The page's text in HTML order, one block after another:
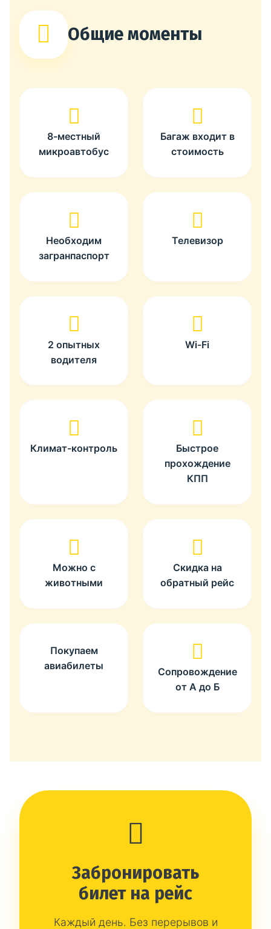
Общие моменты
8-местный
микроавтобус
Багаж входит в
стоимость
Необходим
загранпаспорт
Телевизор
2 опытных
водителя
Wi-Fi
Климат-контроль
Быстрое
прохождение
КПП
Можно с
животными
Скидка на
обратный рейс
Покупаем
авиабилеты
Сопровождение
от А до Б
Забронировать
билет на рейс
Каждый день. Без перерывов и